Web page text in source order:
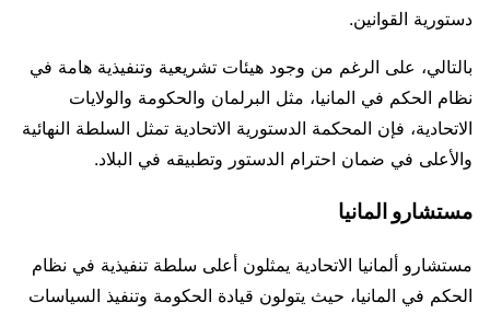
دستورية القوانين.
بالتالي، على الرغم من وجود هيئات تشريعية وتنفيذية هامة في
نظام الحكم في المانيا، مثل البرلمان والحكومة والولايات
الاتحادية، فإن المحكمة الدستورية الاتحادية تمثل السلطة النهائية
والأعلى في ضمان احترام الدستور وتطبيقه في البلاد.
مستشارو المانيا
مستشارو ألمانيا الاتحادية يمثلون أعلى سلطة تنفيذية في نظام
الحكم في المانيا، حيث يتولون قيادة الحكومة وتنفيذ السياسات